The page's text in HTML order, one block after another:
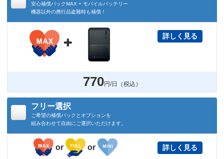
安心補償パックMAX + モバイルバッテリー
機器以外の携行品盗難時も補償！

詳しく見る
770円/日（税込）
フリー選択
ご希望の補償パックとオプションを
組み合わせて自由にご選択いただけます。
or or 詳しく見る